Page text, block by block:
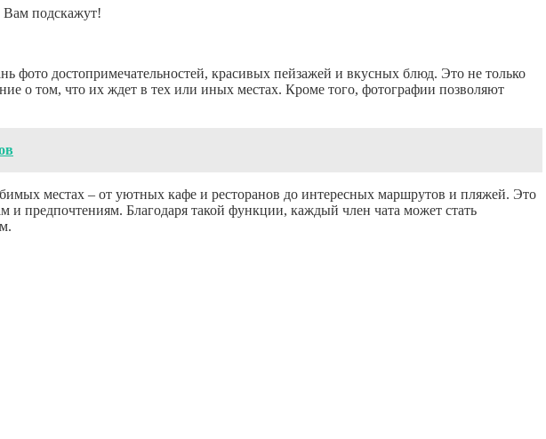
подскажут!
достопримечательностей, красивых пейзажей и вкусных блюд. Это не только
о том, что их ждет в тех или иных местах. Кроме того, фотографии позволяют
местах – от уютных кафе и ресторанов до интересных маршрутов и пляжей. Это
и предпочтениям. Благодаря такой функции, каждый член чата может стать